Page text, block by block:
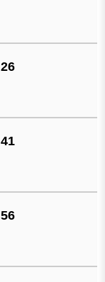
26
41
56